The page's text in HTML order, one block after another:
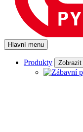
Hlavní menu
Produkty